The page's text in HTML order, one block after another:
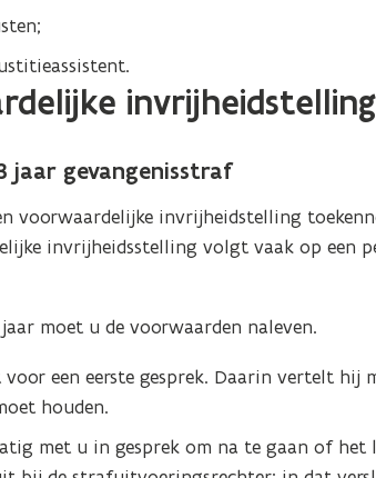
invrijheidstelling
jaar gevangenisstraf
voorwaardelijke invrijheidstelling
invrijheidsstelling volgt vaak op een
moet u de voorwaarden naleven.
een eerste gesprek. Daarin vertelt hij
houden.
met u in gesprek om na te gaan of